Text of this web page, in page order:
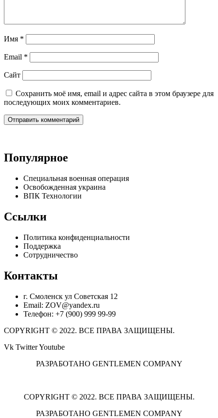
Имя *
Email *
Сайт
Сохранить моё имя, email и адрес сайта в этом браузере для
последующих моих комментариев.
Популярное
Специальная военная операция
Освобожденная украина
ВПК Технологии
Ссылки
Политика конфиденциальности
Поддержка
Сотрудничество
Контакты
г. Смоленск ул Советская 12
Email: ZOV@yandex.ru
Телефон: +7 (900) 999 99-99
COPYRIGHT © 2022. ВСЕ ПРАВА ЗАЩИЩЕНЫ.
Vk TwitterYoutube
РАЗРАБОТАНО GENTLEMEN COMPANY
COPYRIGHT © 2022. ВСЕ ПРАВА ЗАЩИЩЕНЫ.
РАЗРАБОТАНО GENTLEMEN COMPANY